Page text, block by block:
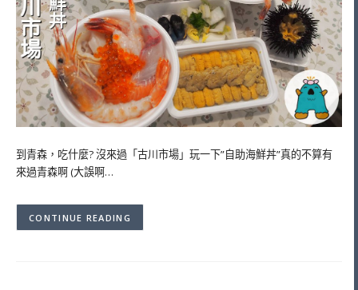
到青森，吃什麼? 沒來過「古川市場」玩一下”自助海鮮丼”真的不算有
來過青森啊 (大誤啊…
CONTINUE READING